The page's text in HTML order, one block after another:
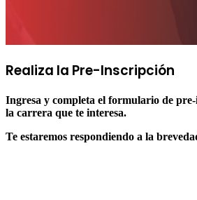
Realiza la Pre-Inscripción
Ingresa y completa el formulario de
la carrera que te interesa.
Te estaremos respondiendo a la